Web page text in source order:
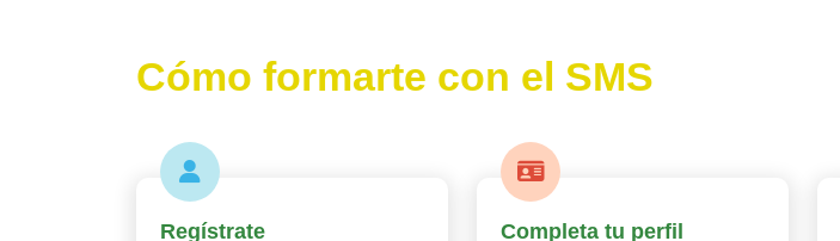
Cómo formarte con el SMS
Regístrate Completa tu perfil